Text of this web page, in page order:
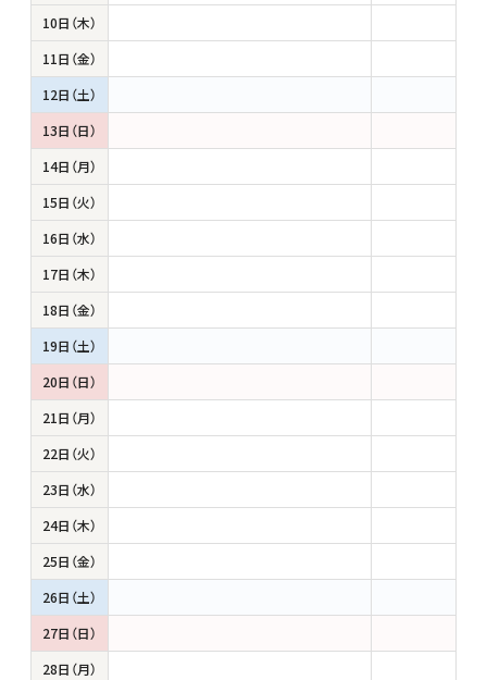
10日（木）
11日（金）
12日（土）
13日（日）
14日（月）
15日（火）
16日（水）
17日（木）
18日（金）
19日（土）
20日（日）
21日（月）
22日（火）
23日（水）
24日（木）
25日（金）
26日（土）
27日（日）
28日（月）